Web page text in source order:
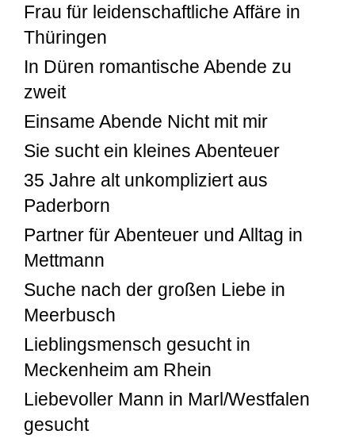
Frau für leidenschaftliche Affäre in
Thüringen
In Düren romantische Abende zu
zweit
Einsame Abende Nicht mit mir
Sie sucht ein kleines Abenteuer
35 Jahre alt unkompliziert aus
Paderborn
Partner für Abenteuer und Alltag in
Mettmann
Suche nach der großen Liebe in
Meerbusch
Lieblingsmensch gesucht in
Meckenheim am Rhein
Liebevoller Mann in Marl/Westfalen
gesucht